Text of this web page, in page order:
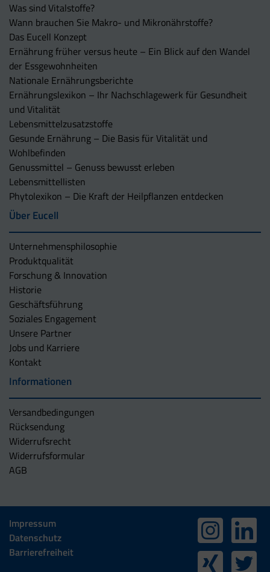
Was sind Vitalstoffe?
Wann brauchen Sie Makro- und Mikronährstoffe?
Das Eucell Konzept
Ernährung früher versus heute – Ein Blick auf den Wandel
der Essgewohnheiten
Nationale Ernährungsberichte
Ernährungslexikon – Ihr Nachschlagewerk für Gesundheit
und Vitalität
Lebensmittelzusatzstoffe
Gesunde Ernährung – Die Basis für Vitalität und
Wohlbefinden
Genussmittel – Genuss bewusst erleben
Lebensmittellisten
Phytolexikon – Die Kraft der Heilpflanzen entdecken
Über Eucell
Unternehmens­philosophie
Produktqualität
Forschung & Innovation
Historie
Geschäftsführung
Soziales Engagement
Unsere Partner
Jobs und Karriere
Kontakt
Informationen
Versandbedingungen
Rücksendung
Widerrufsrecht
Widerrufsformular
AGB
Impressum
Datenschutz
Barrierefreiheit